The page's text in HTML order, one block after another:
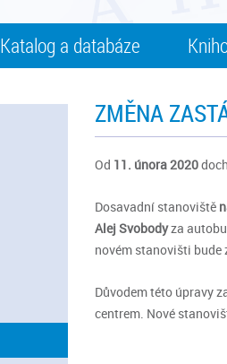
Katalog a databáze
ZMĚNA
Od 11. února 2020
Dosavadní stanoviště
Alej Svobodyza
novém stanovišti
Důvodem této úpravy
centrem. Nové